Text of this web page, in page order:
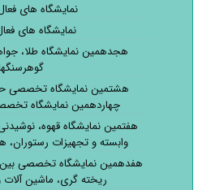
نمایشگاه های
نمایشگاه های
هجدهمین نمایشگاه طلا،
هشتمین نمایشگاه تخصصی
چهاردهمین نمایشگاه
هفتمین نمایشگاه قهوه،
وابسته و تجهیزات
هفدهمین نمایشگاه تخصصی بین
ریخته گری، ماشین آلات